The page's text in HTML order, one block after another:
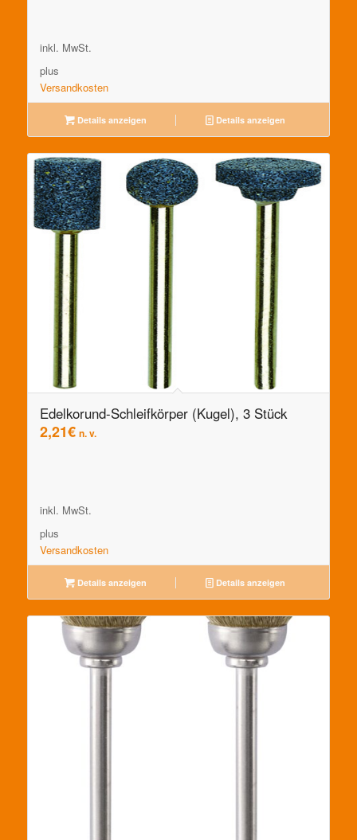
inkl. MwSt.
plus
Versandkosten
Details anzeigen Details anzeigen
Edelkorund-Schleifkörper (Kugel), 3 Stück
2,21€ n. v.
inkl. MwSt.
plus
Versandkosten
Details anzeigen Details anzeigen